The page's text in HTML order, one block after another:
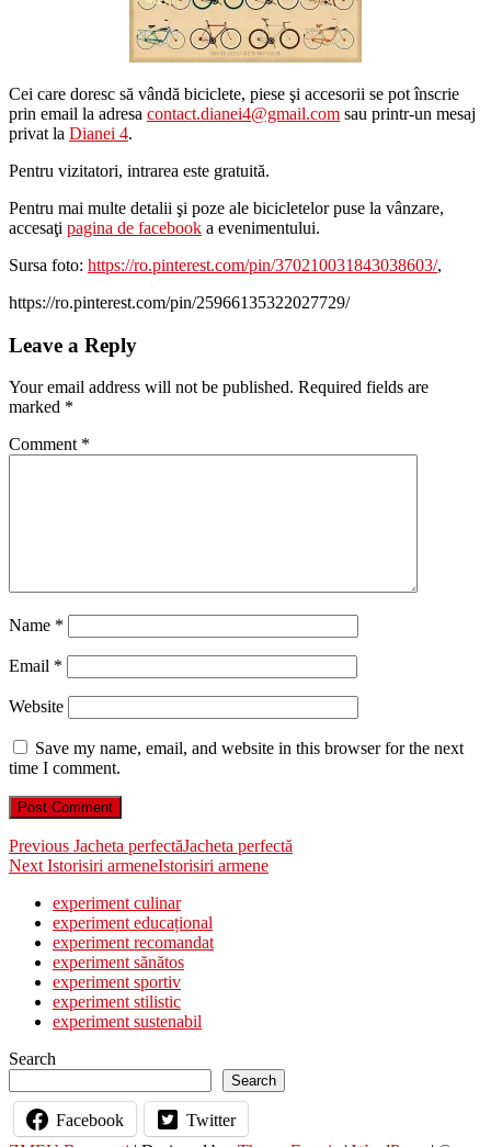
Cei care doresc să vândă biciclete, piese şi accesorii se pot înscrie
prin email la adresa contact.dianei4@gmail.com sau printr-un mesaj
privat la Dianei 4.
Pentru vizitatori, intrarea este gratuită.
Pentru mai multe detalii şi poze ale bicicletelor puse la vânzare,
accesaţi pagina de facebook a evenimentului.
Sursa foto: https://ro.pinterest.com/pin/370210031843038603/,
https://ro.pinterest.com/pin/25966135322027729/
Leave a Reply
Your email address will not be published. Required fields are
marked *
Comment *
Name *
Email *
Website
Save my name, email, and website in this browser for the next
time I comment.
Post
navigation
Previous Previous
post:
Jacheta perfectăJacheta perfectă
Next Next
Istorisiri armeneIstorisiri armene
experiment culinar
experiment educațional
experiment recomandat
experiment sănătos
experiment sportiv
experiment stilistic
experiment sustenabil
Search
Search
Facebook
Twitter